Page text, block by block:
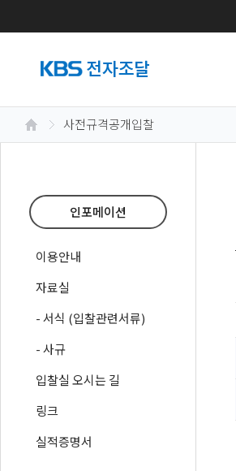
사전규격공개입찰
인포메이션
이용안내
자료실
- 서식 (입찰관련서류)
- 사규
입찰실 오시는 길
링크
실적증명서